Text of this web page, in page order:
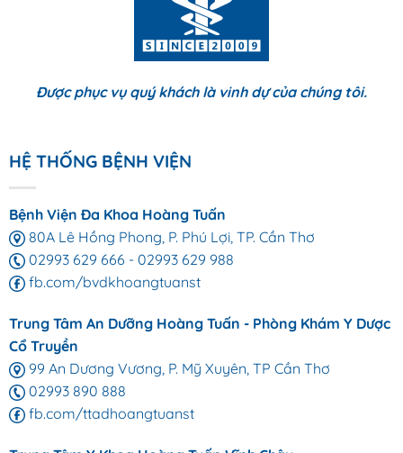
Được phục vụ quý khách là vinh dự của chúng tôi.
HỆ THỐNG BỆNH VIỆN
Bệnh Viện Đa Khoa Hoàng Tuấn
80A Lê Hồng Phong, P. Phú Lợi, TP. Cần Thơ
02993 629 666 - 02993 629 988
fb.com/bvdkhoangtuanst
Trung Tâm An Dưỡng Hoàng Tuấn - Phòng Khám Y Dược
Cổ Truyền
99 An Dương Vương, P. Mỹ Xuyên, TP Cần Thơ
02993 890 888
fb.com/ttadhoangtuanst